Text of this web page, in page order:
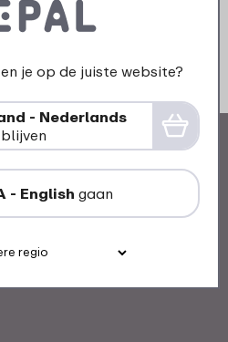
je op de juiste website?
- Nederlands
blijven
- English gaan